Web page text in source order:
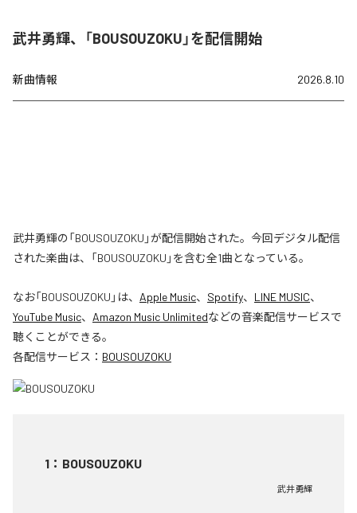
武井勇輝、「BOUSOUZOKU」を配信開始
新曲情報 2026.8.10
武井勇輝の「BOUSOUZOKU」が配信開始された。今回デジタル配信
された楽曲は、「BOUSOUZOKU」を含む全1曲となっている。
なお「BOUSOUZOKU 」は、 Apple Music、 Spotify、 LINE MUSIC、
YouTube Music、 Amazon Music Unlimitedなどの音楽配信サービスで
聴くことができる。
各配信サービス： BOUSOUZOKU
1 ： BOUSOUZOKU
武井勇輝